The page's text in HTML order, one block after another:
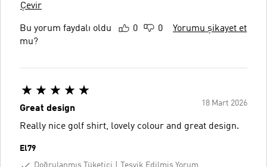
Çevir
Bu yorum faydalı oldu
mu?
0 0 Yorumu şikayet et
18 Mart 2026
Great design
Really nice golf shirt, lovely colour and great design.
El79
Doğrulanmış Tüketici